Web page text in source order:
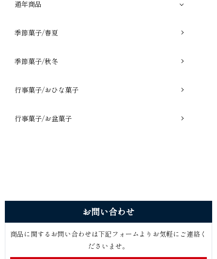
通年商品
季節菓子/春夏
季節菓子/秋冬
行事菓子/おひな菓子
行事菓子/お盆菓子
お問 い 合 わ せ
商品に関するお問い合わせは下記フォームよりお気軽にご連絡く
ださ い ま せ 。